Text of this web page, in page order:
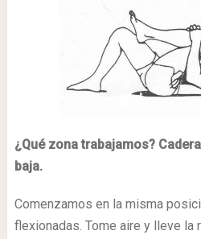
¿Qué zona trabajamos?
baja.
Comenzamos en la misma
flexionadas. Tome aire y lleve la